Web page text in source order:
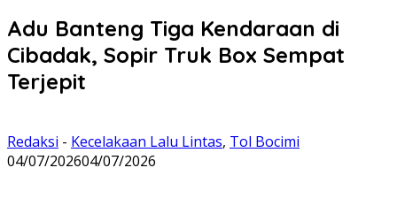
Adu Banteng Tiga Kendaraan di
Cibadak, Sopir Truk Box Sempat
Terjepit
Redaksi - Kecelakaan Lalu Lintas, Tol Bocimi
04/07/202604/07/2026